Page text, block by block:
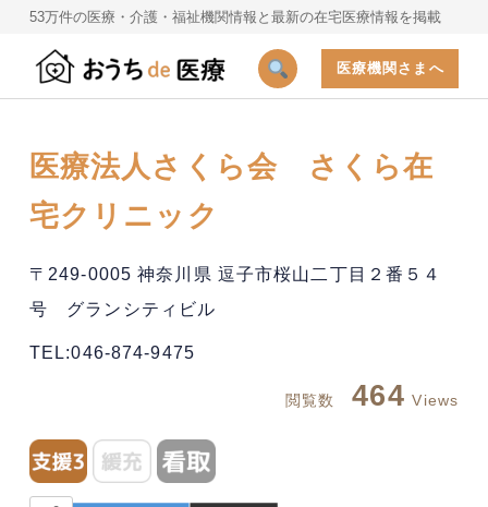
53万件の医療・介護・福祉機関情報と最新の在宅医療情報を掲載
医療機関さまへ
医療法人さくら会 さくら在
宅クリニック
〒249-0005 神奈川県 逗子市桜山二丁目２番５４
号 グランシティビル
TEL:046-874-9475
閲覧数 464 Views